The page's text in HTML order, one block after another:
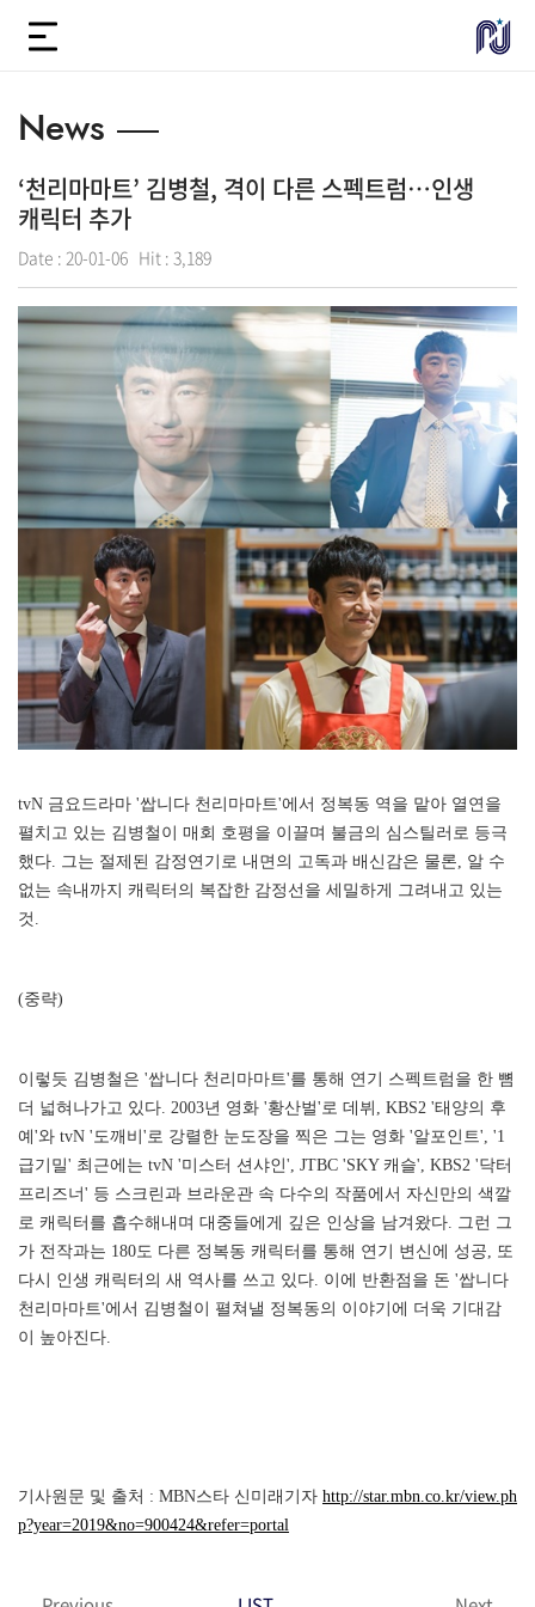
News
‘천리마마트’ 김병철, 격이 다른 스펙트럼…인생
캐릭터 추가
Date : 20-01-06 Hit : 3,189
tvN 금요드라마 '쌉니다 천리마마트'에서 정복동 역을 맡아 열연을
펼치고 있는 김병철이 매회 호평을 이끌며 불금의 심스틸러로 등극
했다. 그는 절제된 감정연기로 내면의 고독과 배신감은 물론, 알 수
없는 속내까지 캐릭터의 복잡한 감정선을 세밀하게 그려내고 있는
것.
(중략)
이렇듯 김병철은 '쌉니다 천리마마트'를 통해 연기 스펙트럼을 한 뼘
더 넓혀나가고 있다. 2003년 영화 '황산벌'로 데뷔, KBS2 '태양의 후
예'와 tvN '도깨비'로 강렬한 눈도장을 찍은 그는 영화 '알포인트', '1
급기밀' 최근에는 tvN '미스터 션샤인', JTBC 'SKY 캐슬', KBS2 '닥터
프리즈너' 등 스크린과 브라운관 속 다수의 작품에서 자신만의 색깔
로 캐릭터를 흡수해내며 대중들에게 깊은 인상을 남겨왔다. 그런 그
가 전작과는 180도 다른 정복동 캐릭터를 통해 연기 변신에 성공, 또
다시 인생 캐릭터의 새 역사를 쓰고 있다. 이에 반환점을 돈 '쌉니다
천리마마트'에서 김병철이 펼쳐낼 정복동의 이야기에 더욱 기대감
이 높아진다.
기사원문 및 출처 : MBN스타 신미래기자 http://star.mbn.co.kr/view.ph
p?year=2019&no=900424&refer=portal